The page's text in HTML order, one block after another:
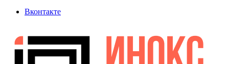
Вконтакте